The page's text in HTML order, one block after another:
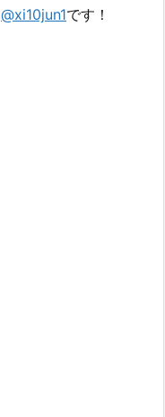
@xi10jun1です！